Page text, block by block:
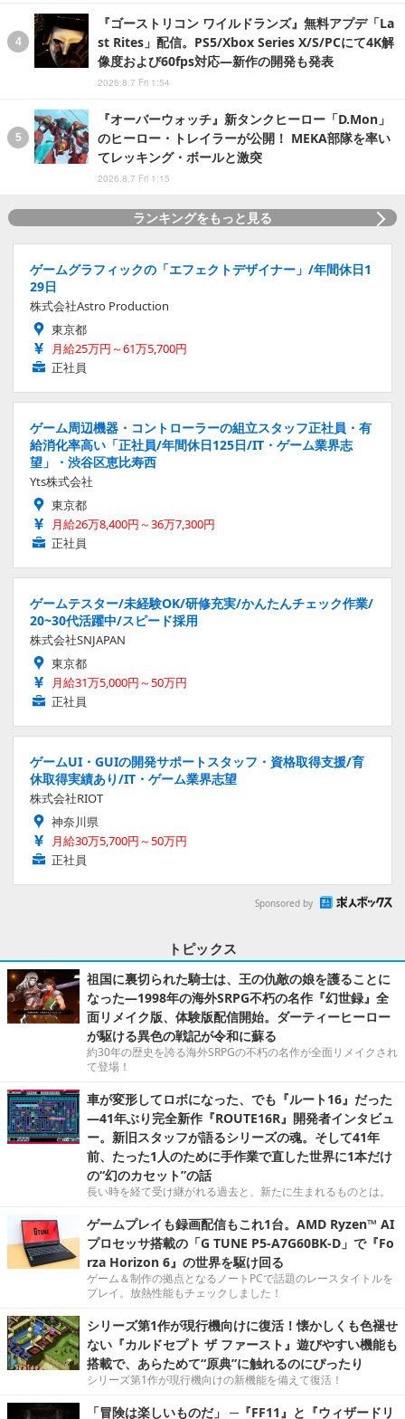
『ゴーストリコン ワイルドランズ』無料アプデ「La
st Rites」配信。PS5/Xbox Series X/S/PCにて4K解
像度および60fps対応―新作の開発も発表
2026.8.7 Fri 1:54
『オーバーウォッチ』新タンクヒーロー「D.Mon」
のヒーロー・トレイラーが公開！ MEKA部隊を率い
てレッキング・ボールと激突
2026.8.7 Fri 1:15
ランキングをもっと見る
ゲームグラフィックの「エフェクトデザイナー」/年間休日1
29日
株式会社Astro Production
東京都
月給25万円～61万5,700円
正社員
ゲーム周辺機器・コントローラーの組立スタッフ正社員・有
給消化率高い「正社員/年間休日125日/IT・ゲーム業界志
望」・渋谷区恵比寿西
Yts株式会社
東京都
月給26万8,400円～36万7,300円
正社員
ゲームテスター/未経験OK/研修充実/かんたんチェック作業/
20~30代活躍中/スピード採用
株式会社SNJAPAN
東京都
月給31万5,000円～50万円
正社員
ゲームUI・GUIの開発サポートスタッフ・資格取得支援/育
休取得実績あり/IT・ゲーム業界志望
株式会社RIOT
神奈川県
月給30万5,700円～50万円
正社員
Sponsored by
トピックス
祖国に裏切られた騎士は、王の仇敵の娘を護ることに
なった―1998年の海外SRPG不朽の名作『幻世録』全
面リメイク版、体験版配信開始。ダーティーヒーロー
が駆ける異色の戦記が令和に蘇る
約30年の歴史を誇る海外SRPGの不朽の名作が全面リメイクされ
て登場！
車が変形してロボになった、でも『ルート16』だった
―41年ぶり完全新作『ROUTE16R』開発者インタビュ
ー。新旧スタッフが語るシリーズの魂。そして41年
前、たった1人のために手作業で直した世界に1本だけ
の“幻のカセット”の話
長い時を経て受け継がれる過去と、新たに生まれるものとは。
ゲームプレイも録画配信もこれ1台。AMD Ryzen™ AI
プロセッサ搭載の「G TUNE P5-A7G60BK-D」で『Fo
rza Horizon 6』の世界を駆け回る
ゲーム＆制作の拠点となるノートPCで話題のレースタイトルを
プレイ。放熱性能もチェックしました！
シリーズ第1作が現行機向けに復活！懐かしくも色褪せ
ない『カルドセプト ザ ファースト』遊びやすい機能も
搭載で、あらためて“原典”に触れるのにぴったり
シリーズ第1作が現行機向けの新機能を備えて復活！
「冒険は楽しいものだ」 ─『FF11』と『ウィザードリ